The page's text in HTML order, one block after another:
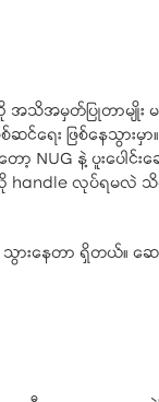
သိအမှတ်ပြုတာမျိုး မ
း ဖြစ်နေသွားမှာ။
နဲ့ ပူးပေါင်းဆ
handle လုပ်ရမလဲ
ားနေတာ ရှိတယ်။ ဆေ